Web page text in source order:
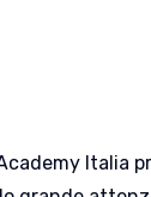
Italia